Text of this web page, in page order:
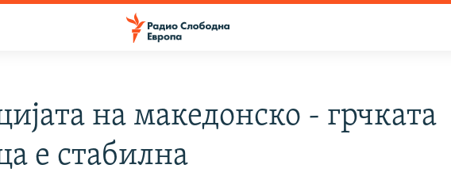
на македонско - грчката
е стабилна